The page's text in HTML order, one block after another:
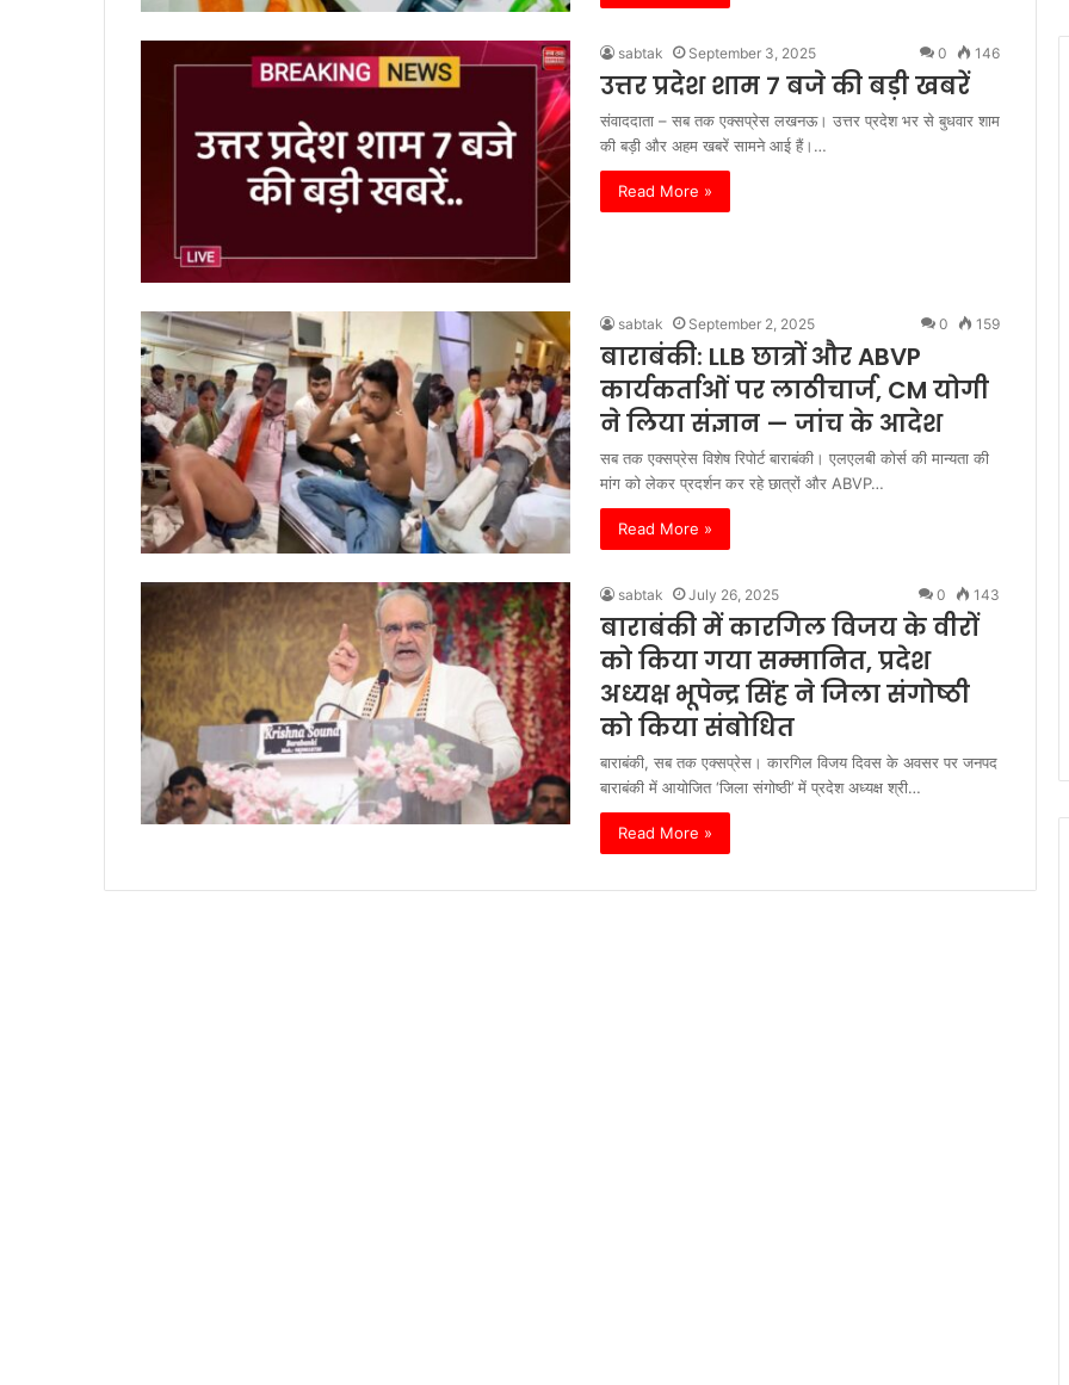
sabtak September 3, 2025 0 146
उत्तर प्रदेश शाम 7 बजे की बड़ी खबरें
संवाददाता – सब तक एक्सप्रेस लखनऊ। उत्तर प्रदेश भर से बुधवार शाम
की बड़ी और अहम खबरें सामने आई हैं।…
Read More »
sabtak September 2, 2025 0 159
बाराबंकी: LLB छात्रों और ABVP
कार्यकर्ताओं पर लाठीचार्ज, CM योगी
ने लिया संज्ञान — जांच के आदेश
सब तक एक्सप्रेस विशेष रिपोर्ट बाराबंकी। एलएलबी कोर्स की मान्यता की
मांग को लेकर प्रदर्शन कर रहे छात्रों और ABVP…
Read More »
sabtak July 26, 2025 0 143
बाराबंकी में कारगिल विजय के वीरों
को किया गया सम्मानित, प्रदेश
अध्यक्ष भूपेन्द्र सिंह ने जिला संगोष्ठी
को किया संबोधित
बाराबंकी, सब तक एक्सप्रेस। कारगिल विजय दिवस के अवसर पर जनपद
बाराबंकी में आयोजित ‘जिला संगोष्ठी’ में प्रदेश अध्यक्ष श्री…
Read More »
स्तरों
उबरने
की
कोशिश
की